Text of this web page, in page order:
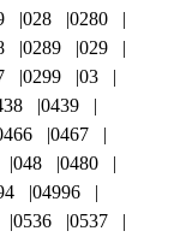
028
0280
0289
029
0299
03
0439
0467
048
0480
04996
0536
0537